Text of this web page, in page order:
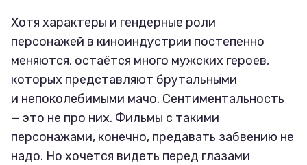
Хотя характеры и гендерные роли
персонажей в киноиндустрии постепенно
меняются, остаётся много мужских героев,
которых представляют брутальными
и непоколебимыми мачо. Сентиментальность
— это не про них. Фильмы с такими
персонажами, конечно, предавать забвению не
надо. Но хочется видеть перед глазами